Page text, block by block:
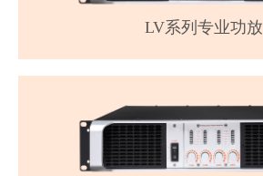
LV系列专业功放